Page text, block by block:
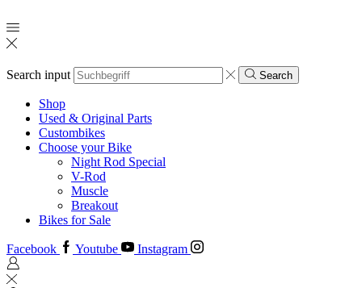
Search input Search
Shop
Used & Original Parts
Custombikes
Choose your Bike
Night Rod Special
V-Rod
Muscle
Breakout
Bikes for Sale
Facebook Youtube Instagram